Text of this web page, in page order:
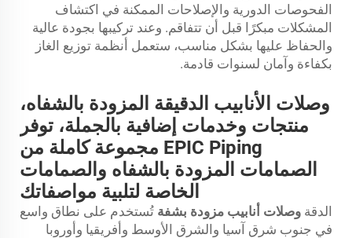
الفحوصات الدورية والإصلاحات الممكنة في اكتشاف
المشكلات مبكرًا قبل أن تتفاقم. وعند تركيبها بجودة عالية
والحفاظ عليها بشكل مناسب، ستعمل أنظمة توزيع الغاز
بكفاءة وآمان لسنوات قادمة.
وصلات الأنابيب الدقيقة المزودة بالشفاه،
منتجات وخدمات إضافية بالجملة، توفر
EPIC Piping مجموعة كاملة من
الصمامات المزودة بالشفاه والصمامات
الخاصة لتلبية مواصفاتك
الدقة وصلات أنابيب مزودة بشفة تُستخدم على نطاق واسع
في جنوب شرق آسيا والشرق الأوسط وأفريقيا وأوروبا